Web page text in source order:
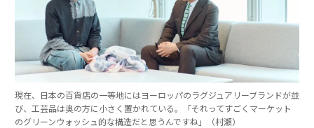
現在、日本の百貨店の一等地にはヨーロッパのラグジュアリーブランドが並
び、工芸品は奥の方に小さく置かれている。「それってすごくマーケット
のグリーンウォッシュ的な構造だと思うんですね」（村瀬）